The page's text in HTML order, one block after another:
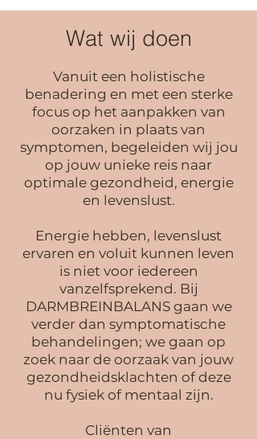
Wat wij doen
Vanuit een holistische
benadering en met een sterke
focus op het aanpakken van
oorzaken in plaats van
symptomen, begeleiden wij jou
op jouw unieke reis naar
optimale gezondheid, energie
en levenslust.
Energie hebben, levenslust
ervaren en voluit kunnen leven
is niet voor iedereen
vanzelfsprekend. Bij
DARMBREINBALANS gaan we
verder dan symptomatische
behandelingen; we gaan op
zoek naar de oorzaak van jouw
gezondheidsklachten of deze
nu fysiek of mentaal zijn.
Cliënten van